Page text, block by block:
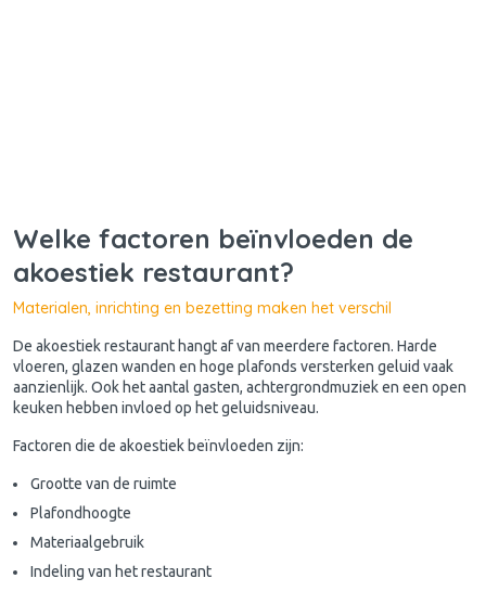
Welke factoren beïnvloeden de
akoestiek restaurant?
Materialen, inrichting en bezetting maken het verschil
De akoestiek restaurant hangt af van meerdere factoren. Harde
vloeren, glazen wanden en hoge plafonds versterken geluid vaak
aanzienlijk. Ook het aantal gasten, achtergrondmuziek en een open
keuken hebben invloed op het geluidsniveau.
Factoren die de akoestiek beïnvloeden zijn:
Grootte van de ruimte
Plafondhoogte
Materiaalgebruik
Indeling van het restaurant